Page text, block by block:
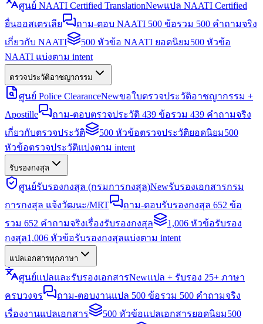
ศูนย์ NAATI Certified TranslationNewแปล NAATI Certified
ยื่นออสเตรเลีย
ถาม-ตอบ NAATI 500 ข้อรวม 500 คำถามจริง
เกี่ยวกับ NAATI
500 หัวข้อ NAATI ยอดนิยม500 หัวข้อ
NAATI แบ่งตาม intent
ตรวจประวัติอาชญากรรม
ศูนย์ Police ClearanceNewขอใบตรวจประวัติอาชญากรรม +
Apostille
ถาม-ตอบตรวจประวัติ 439 ข้อรวม 439 คำถามจริง
เกี่ยวกับตรวจประวัติ
500 หัวข้อตรวจประวัติยอดนิยม500
หัวข้อตรวจประวัติแบ่งตาม intent
รับรองกงสุล
ศูนย์รับรองกงสุล (กรมการกงสุล)Newรับรองเอกสารกรม
การกงสุล แจ้งวัฒนะ/MRT
ถาม-ตอบรับรองกงสุล 652 ข้อ
รวม 652 คำถามจริงเรื่องรับรองกงสุล
1,006 หัวข้อรับรอง
กงสุล1,006 หัวข้อรับรองกงสุลแบ่งตาม intent
แปลเอกสารทุกภาษา
ศูนย์แปลและรับรองเอกสารNewแปล + รับรอง 25+ ภาษา
ครบวงจร
ถาม-ตอบงานแปล 500 ข้อรวม 500 คำถามจริง
เรื่องงานแปลเอกสาร
500 หัวข้อแปลเอกสารยอดนิยม500